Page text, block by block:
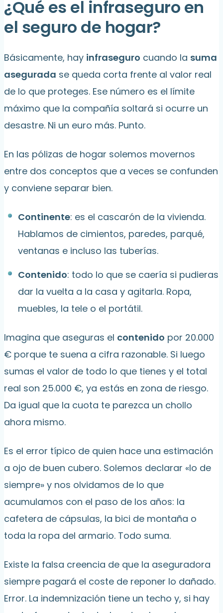
¿Qué es el infraseguro en
el seguro de hogar?
Básicamente, hay infraseguro cuando la suma
asegurada se queda corta frente al valor real
de lo que proteges. Ese número es el límite
máximo que la compañía soltará si ocurre un
desastre. Ni un euro más. Punto.
En las pólizas de hogar solemos movernos
entre dos conceptos que a veces se confunden
y conviene separar bien.
Continente: es el cascarón de la vivienda.
Hablamos de cimientos, paredes, parqué,
ventanas e incluso las tuberías.
Contenido: todo lo que se caería si pudieras
dar la vuelta a la casa y agitarla. Ropa,
muebles, la tele o el portátil.
Imagina que aseguras el contenido por 20.000
€ porque te suena a cifra razonable. Si luego
sumas el valor de todo lo que tienes y el total
real son 25.000 €, ya estás en zona de riesgo.
Da igual que la cuota te parezca un chollo
ahora mismo.
Es el error típico de quien hace una estimación
a ojo de buen cubero. Solemos declarar «lo de
siempre» y nos olvidamos de lo que
acumulamos con el paso de los años: la
cafetera de cápsulas, la bici de montaña o
toda la ropa del armario. Todo suma.
Existe la falsa creencia de que la aseguradora
siempre pagará el coste de reponer lo dañado.
Error. La indemnización tiene un techo y, si hay